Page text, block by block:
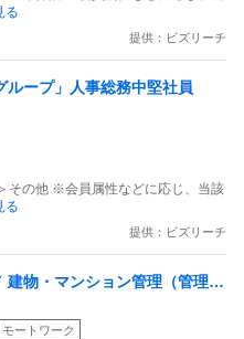
合格できる資格ではないの
アンケート調査によると、
者の約9割は大学生です
時より難化傾向にあるとも
siryou/20100219/01.pdf
る
提供：ビズリーチ
ープ」人事総務中堅社員
その他 ※会員属性などに応じ、当該
る
提供：ビズリーチ
物・マンション管理（管理職
モートワーク